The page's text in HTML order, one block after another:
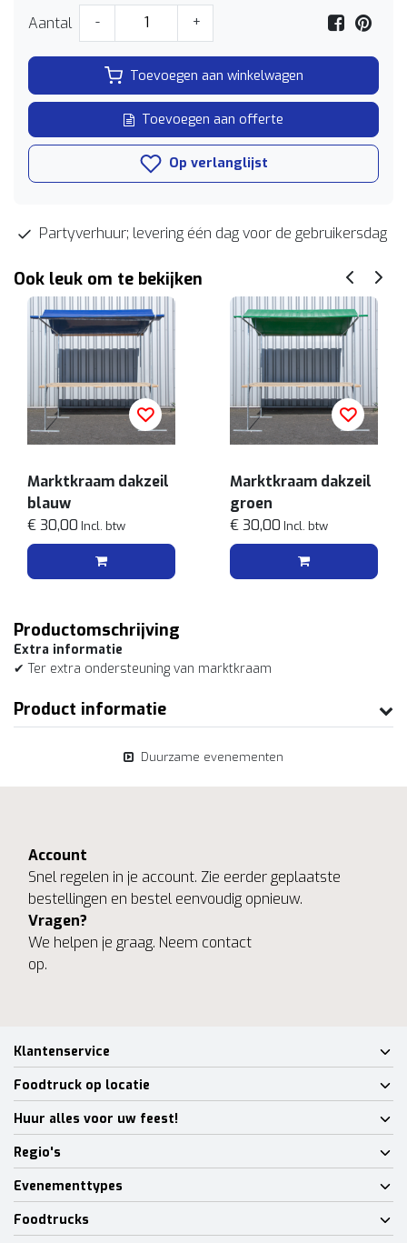
Aantal - +
Toevoegen aan winkelwagen
Toevoegen aan offerte
Op verlanglijst
Partyverhuur; levering één dag voor de gebruikersdag
Ook leuk om te bekijken
Marktkraam dakzeil
blauw
€ 30,00 Incl. btw
Marktkraam dakzeil
groen
€ 30,00 Incl. btw
Productomschrijving
Extra informatie
✔ Ter extra ondersteuning van marktkraam
Product informatie
Duurzame evenementen
Account
Snel regelen in je account. Zie eerder geplaatste
bestellingen en bestel eenvoudig opnieuw.
Vragen?
We helpen je graag. Neem contact
op.
Klantenservice
Foodtruck op locatie
Huur alles voor uw feest!
Regio's
Evenementtypes
Foodtrucks